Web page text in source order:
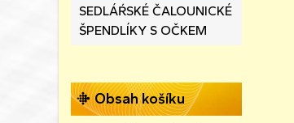
SEDLÁŔSKÉ ČALOUNICKÉ
ŠPENDLÍKY S OČKEM
Obsah košíku